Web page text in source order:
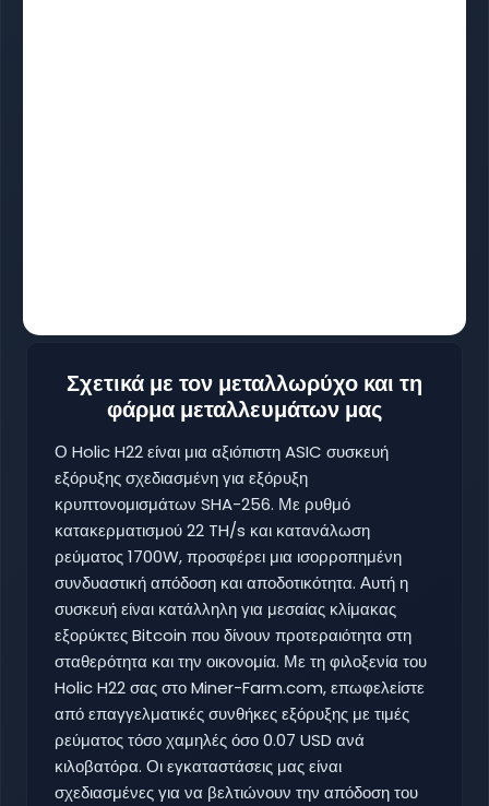
Σχετικά με τον μεταλλωρύχο και τη
φάρμα μεταλλευμάτων μας
Ο Holic H22 είναι μια αξιόπιστη ASIC συσκευή
εξόρυξης σχεδιασμένη για εξόρυξη
κρυπτονομισμάτων SHA-256. Με ρυθμό
κατακερματισμού 22 TH/s και κατανάλωση
ρεύματος 1700W, προσφέρει μια ισορροπημένη
συνδυαστική απόδοση και αποδοτικότητα. Αυτή η
συσκευή είναι κατάλληλη για μεσαίας κλίμακας
εξορύκτες Bitcoin που δίνουν προτεραιότητα στη
σταθερότητα και την οικονομία. Με τη φιλοξενία του
Holic H22 σας στο Miner-Farm.com, επωφελείστε
από επαγγελματικές συνθήκες εξόρυξης με τιμές
ρεύματος τόσο χαμηλές όσο 0.07 USD ανά
κιλοβατόρα. Οι εγκαταστάσεις μας είναι
σχεδιασμένες για να βελτιώνουν την απόδοση του